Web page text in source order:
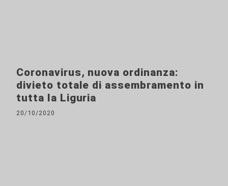
Coronavirus, nuova ordinanza:
divieto totale di assembramento in
tutta la Liguria
20/10/2020